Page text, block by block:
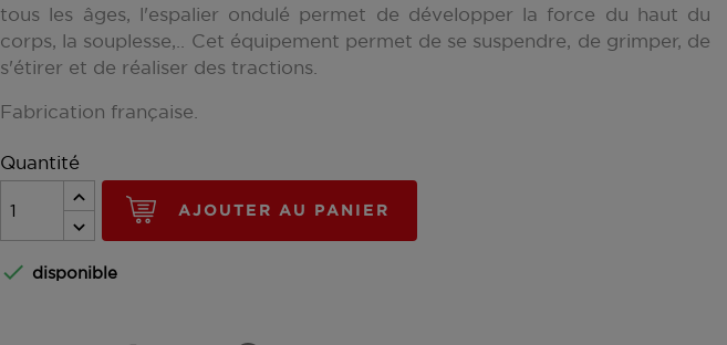
tous les âges, l'espalier ondulé permet de développer la force du haut du
corps, la souplesse,.. Cet équipement permet de se suspendre, de grimper, de
s'étirer et de réaliser des tractions.
Fabrication française.
Quantité
AJOUTER AU PANIER
 disponible